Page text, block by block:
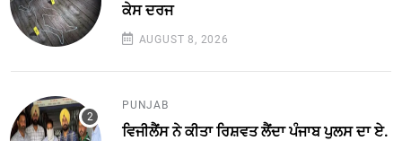
ਕੇਸ ਦਰਜ
AUGUST 8, 2026
PUNJAB
ਵਿਜੀਲੈਂਸ ਨੇ ਕੀਤਾ ਰਿਸ਼ਵਤ ਲੈਂਦਾ ਪੰਜਾਬ ਪੁਲਸ ਦਾ ਏ.